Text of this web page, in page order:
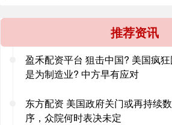
推荐资讯
盈禾配资平台 狙击中国? 美国疯
是为制造业? 中方早有应对
东方配资 美国政府关门或再持续
序，众院何时表决未定